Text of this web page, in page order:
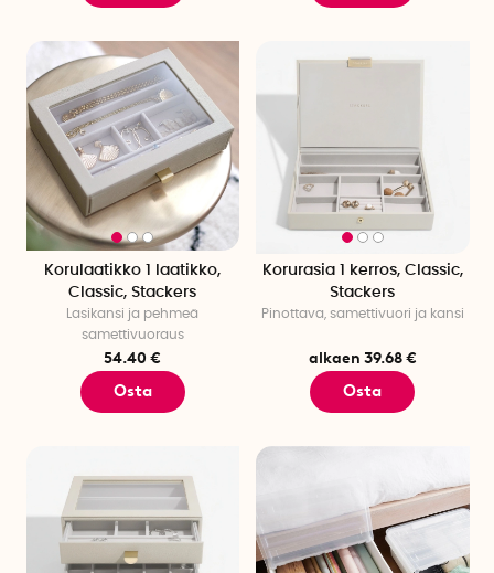
Korulaatikko 1 laatikko,
Classic, Stackers
Lasikansi ja pehmeä
samettivuoraus
54.40 €
Osta
Korurasia 1 kerros, Classic,
Stackers
Pinottava, samettivuori ja kansi
alkaen 39.68 €
Osta